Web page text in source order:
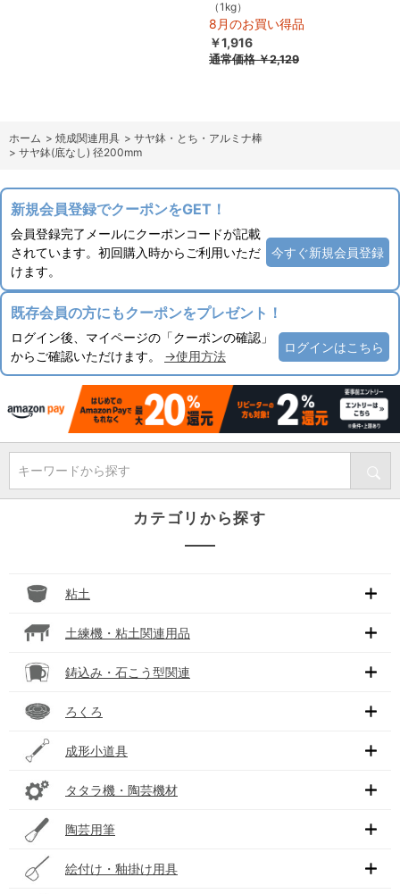
（1kg）
8月のお買い得品
￥1,916
通常価格￥2,129
ホーム > 焼成関連用具 > サヤ鉢・とち・アルミナ棒
> サヤ鉢(底なし) 径200mm
新規会員登録でクーポンをGET！
会員登録完了メールにクーポンコードが記載
されています。初回購入時からご利用いただ
けます。
今すぐ新規会員登録
既存会員の方にもクーポンをプレゼント！
ログイン後、マイページの「クーポンの確認」
からご確認いただけます。 →使用方法
ログインはこちら
キーワードから探す
カテゴリから探す
粘土
土練機・粘土関連用品
鋳込み・石こう型関連
ろくろ
成形小道具
タタラ機・陶芸機材
陶芸用筆
絵付け・釉掛け用具